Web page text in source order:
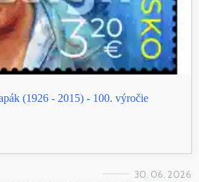
(1926 - 2015) - 100. výročie
30. 06. 2026